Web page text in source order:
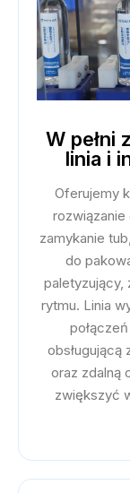
W pełni
linia i
Oferujemy
rozwiązanie
zamykanie
do
paletyzujący,
rytmu. Linia
obsługującą
oraz zdalną
zwiększyć